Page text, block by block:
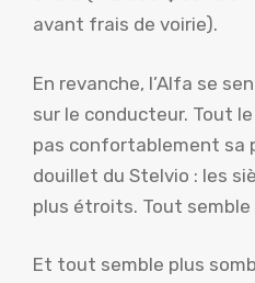
avant frais de voirie).
En revanche, l’Alfa se
sur le conducteur. Tout
pas confortablement sa
douillet du Stelvio : les
plus étroits. Tout
Et tout semble plus